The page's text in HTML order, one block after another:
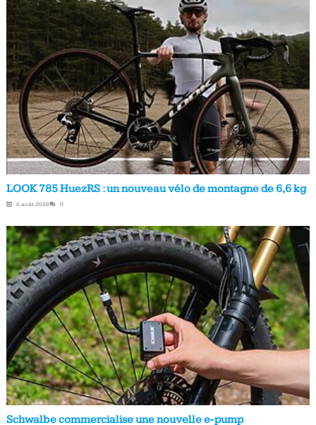
LOOK 785 HuezRS : un nouveau vélo de montagne de 6,6 kg
6 août 2026 0
Schwalbe commercialise une nouvelle e-pump